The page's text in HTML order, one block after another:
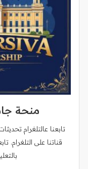
منحة
تابعنا عالتلغرام
قناتنا على التلغرام.